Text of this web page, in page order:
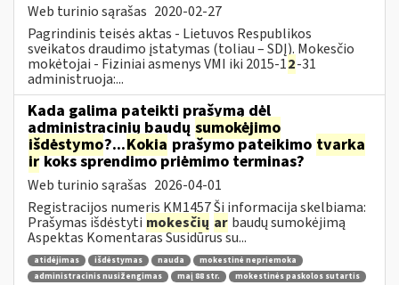
Web turinio sąrašas 2020-02-27
Pagrindinis teisės aktas - Lietuvos Respublikos
sveikatos draudimo įstatymas (toliau – SDĮ). Mokesčio
mokėtojai - Fiziniai asmenys VMI iki 2015-12-31
administruoja:...
Kada galima pateikti prašymą dėl
administracinių baudų sumokėjimo
išdėstymo?...Kokia prašymo pateikimo tvarka
irkoks sprendimo priėmimo terminas?
Web turinio sąrašas 2026-04-01
Registracijos numeris KM1457 Ši informacija skelbiama:
Prašymas išdėstyti mokesčių ar baudų sumokėjimą
Aspektas Komentaras Susidūrus su...
atidėjimas išdėstymas nauda
mokestinė nepriemoka
administracinis nusižengimas
maį 88 str.
mokestinės paskolos sutartis